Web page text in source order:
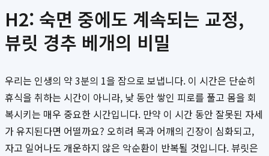
H2: 숙면 중에도 계속되는 교정,
뷰릿 경추 베개의 비밀
우리는 인생의 약 3분의 1을 잠으로 보냅니다. 이 시간은 단순히
휴식을 취하는 시간이 아니라, 낮 동안 쌓인 피로를 풀고 몸을 회
복시키는 매우 중요한 시간입니다. 만약 이 시간 동안 잘못된 자세
가 유지된다면 어떨까요? 오히려 목과 어깨의 긴장이 심화되고,
자고 일어나도 개운하지 않은 악순환이 반복될 것입니다. 뷰릿은